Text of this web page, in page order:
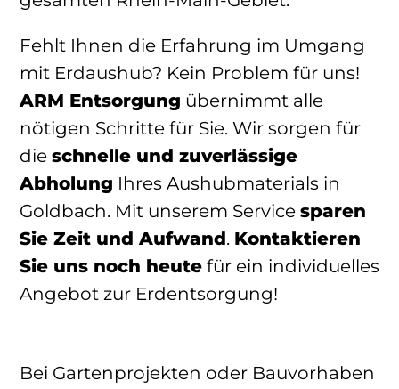
Fehlt Ihnen die Erfahrung im Umgang
mit Erdaushub? Kein Problem für uns!
ARM Entsorgung übernimmt alle
nötigen Schritte für Sie. Wir sorgen für
die schnelle und zuverlässige
Abholung Ihres Aushubmaterials in
Goldbach. Mit unserem Service sparen
Sie Zeit und Aufwand. Kontaktieren
Sie uns noch heute für ein individuelles
Angebot zur Erdentsorgung!
Bei Gartenprojekten oder Bauvorhaben